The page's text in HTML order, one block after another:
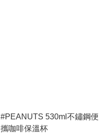
#PEANUTS 530ml不鏽鋼便
攜咖啡保溫杯